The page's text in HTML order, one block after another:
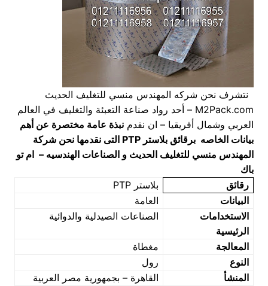
نتشرف نحن شركه المهندس منسي للتغليف الحديث
M2Pack.com – أحد رواد صناعة التعبئة والتغليف في العالم
العربي وشمال أفريقيا – ان نقدم نبذة عامة مختصرة عن أهم
بيانات الخاصه برقائق بلاستر PTP التى نقدمها نحن شركة
المهندس منسي للتغليف الحديث و الصناعات الهندسيه – ام تو
باك
رقائق
بلاستر PTP
البيانات
العامة
الاستخدامات
الرئيسية
الصناعات الصيدلية والدوائية
المعالجة
مغطاة
النوع
رول
المنشأ
القاهرة – بجمهورية مصر العربية